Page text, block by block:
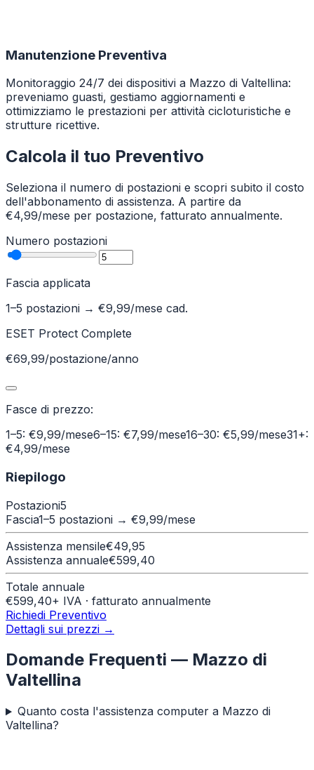
Manutenzione Preventiva
Monitoraggio 24/7 dei dispositivi a Mazzo di Valtellina:
preveniamo guasti, gestiamo aggiornamenti e
ottimizziamo le prestazioni per attività cicloturistiche e
strutture ricettive.
Calcola il tuo Preventivo
Seleziona il numero di postazioni e scopri subito il costo
dell'abbonamento di assistenza. A partire da
€4,99/mese per postazione, fatturato annualmente.
Numero postazioni
Fascia applicata
1–5 postazioni → €9,99/mese cad.
ESET Protect Complete
€69,99/postazione/anno
Fasce di prezzo:
1–5: €9,99/mese6–15: €7,99/mese16–30: €5,99/mese31+:
€4,99/mese
Riepilogo
Postazioni5
Fascia1–5 postazioni → €9,99/mese
Assistenza mensile€49,95
Assistenza annuale€599,40
Totale annuale
€599,40+ IVA · fatturato annualmente
Richiedi Preventivo
Dettagli sui prezzi →
Domande Frequenti — Mazzo di
Valtellina
Quanto costa l'assistenza computer a Mazzo di
Valtellina?